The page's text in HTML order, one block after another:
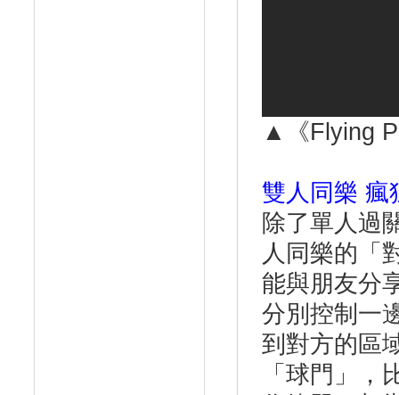
▲《Flying
雙人同樂 瘋
除了單人過
人同樂的「
能與朋友分
分別控制一
到對方的區
「球門」